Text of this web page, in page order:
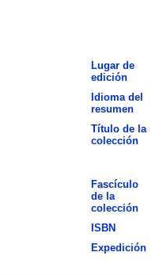
Lugar de
edición
Idioma del
resumen
Título de la
colección
Fascículo
de la
colección
ISBN
Expedición